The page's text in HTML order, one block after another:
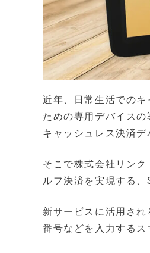
近年、日常生活での
ための専用デバイス
キャッシュレス決済
そこで株式会社リン
ルフ決済を実現する
新サービスに活用さ
番号などを入力するス